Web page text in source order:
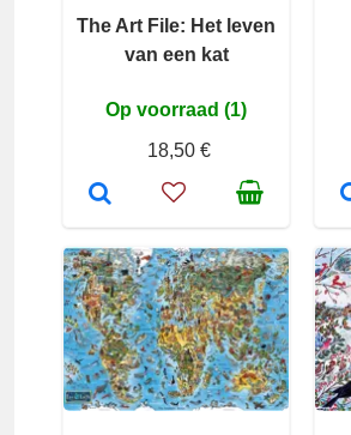
The Art File: Het leven
van een kat
Op voorraad (1)
18,50 €